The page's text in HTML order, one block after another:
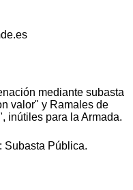
mediante subasta
valor" y Ramales de
inútiles para la Armada.
Subasta Pública.